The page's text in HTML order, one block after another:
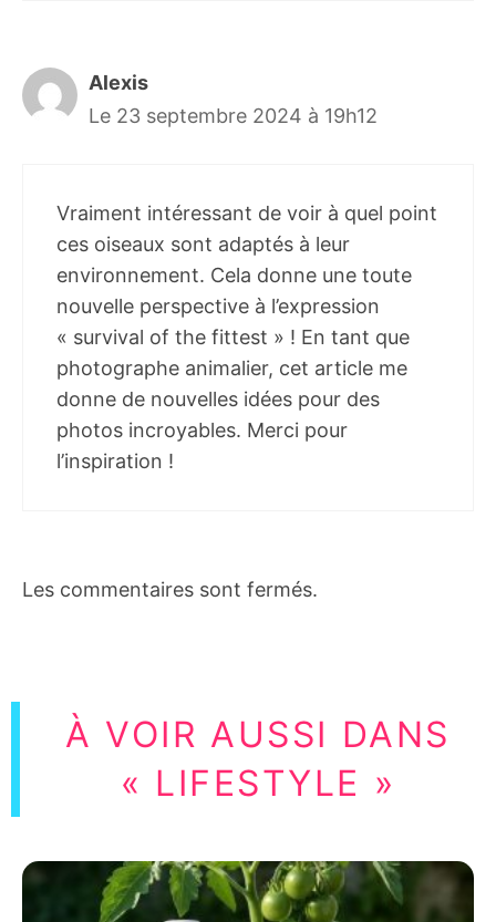
Alexis
Le 23 septembre 2024 à 19h12
Vraiment intéressant de voir à quel point
ces oiseaux sont adaptés à leur
environnement. Cela donne une toute
nouvelle perspective à l’expression
« survival of the fittest » ! En tant que
photographe animalier, cet article me
donne de nouvelles idées pour des
photos incroyables. Merci pour
l’inspiration !
Les commentaires sont fermés.
À VOIR AUSSI DANS
« LIFESTYLE »